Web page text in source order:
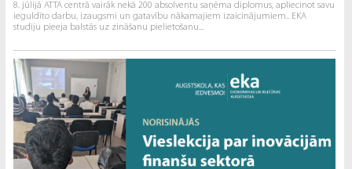
8. jūlijā ATTA centrā vairāk nekā 200 absolventu saņēma diplomus, apliecinot savu
ieguldīto darbu, izaugsmi un gatavību nākamajiem izaicinājumiem.. EKA
studiju pieeja balstās uz zināšanu pielietošanu...